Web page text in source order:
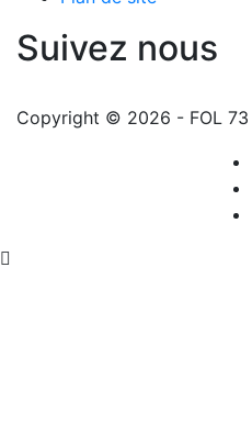
Suivez nous
Copyright © 2026 - FOL 73